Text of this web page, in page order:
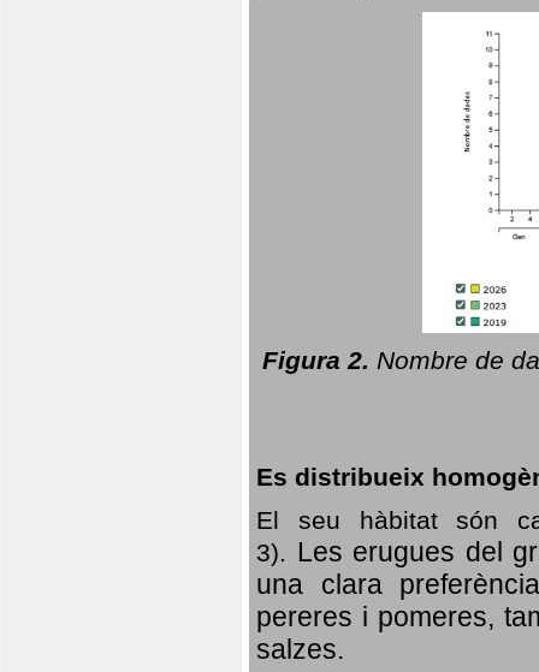
Figura 2. Nombre de
Es distribueix
El seu hàbitat són
3). Les erugues del
una clara
pereres i pomeres,
salzes.